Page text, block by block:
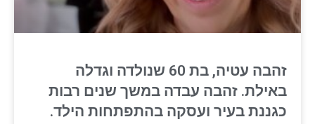
זהבה עטיה, בת 60 שנולדה וגדלה
באילת. זהבה עבדה במשך שנים רבות
כגננת בעיר ועסקה בהתפתחות הילד.